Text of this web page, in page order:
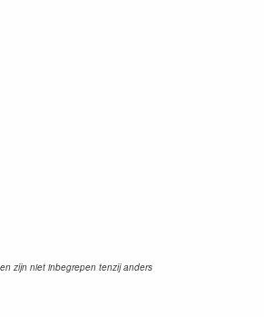
zijn niet inbegrepen tenzij anders